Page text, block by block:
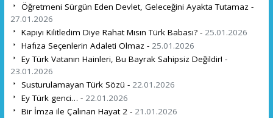
Öğretmeni Sürgün Eden Devlet, Geleceğini Ayakta Tutamaz -
27.01.2026
Kapıyı Kilitledim Diye Rahat Mısın Türk Babası? - 25.01.2026
Hafıza Seçenlerin Adaleti Olmaz - 25.01.2026
Ey Türk Vatanın Hainleri, Bu Bayrak Sahipsiz Değildir! -
23.01.2026
Susturulamayan Türk Sözü - 22.01.2026
Ey Türk genci… - 22.01.2026
Bir İmza ile Çalınan Hayat 2 - 21.01.2026